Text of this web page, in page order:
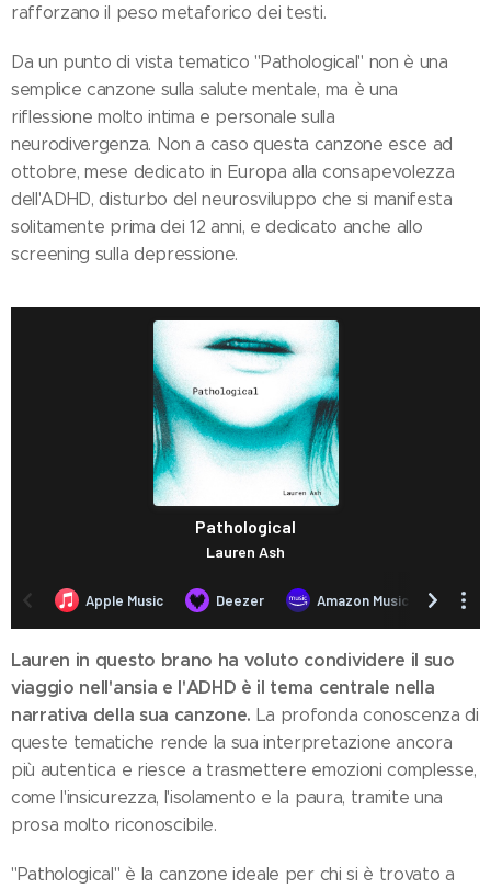
rafforzano il peso metaforico dei testi.
Da un punto di vista tematico "Pathological" non è una
semplice canzone sulla salute mentale, ma è una
riflessione molto intima e personale sulla
neurodivergenza. Non a caso questa canzone esce ad
ottobre, mese dedicato in Europa alla consapevolezza
dell'ADHD, disturbo del neurosviluppo che si manifesta
solitamente prima dei 12 anni, e dedicato anche allo
screening sulla depressione.
Lauren in questo brano ha voluto condividere il suo
viaggio nell'ansia e l'ADHD è il tema centrale nella
narrativa della sua canzone. La profonda conoscenza di
queste tematiche rende la sua interpretazione ancora
più autentica e riesce a trasmettere emozioni complesse,
come l'insicurezza, l'isolamento e la paura, tramite una
prosa molto riconoscibile.
"Pathological" è la canzone ideale per chi si è trovato a